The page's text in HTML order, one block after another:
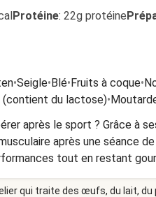
Protéine: 22g protéine
•Seigle•Blé•Fruits à coque•
(contient du lactose)•
après le sport ? Grâce à
après une séance
tout en restant
qui traite des œufs, du lait,